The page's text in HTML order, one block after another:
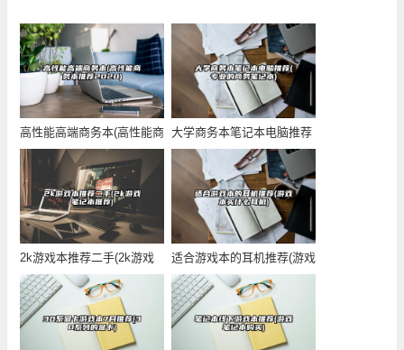
高性能高端商务本(高性能商
务本推荐202
大学商务本笔记本电脑推荐
(专业的商务笔记
2k游戏本推荐二手(2k游戏
笔记本推荐)
适合游戏本的耳机推荐(游戏
本买什么耳机)